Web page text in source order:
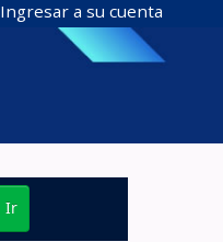
Ingresar a su cuenta
Ir